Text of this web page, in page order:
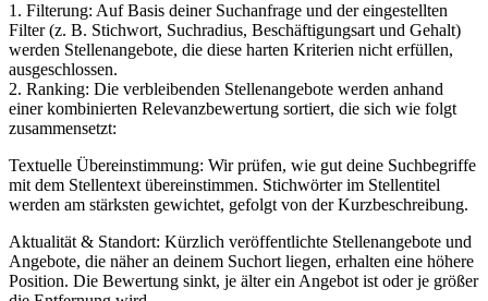
1. Filterung: Auf Basis deiner Suchanfrage und der eingestellten
Filter (z. B. Stichwort, Suchradius, Beschäftigungsart und Gehalt)
werden Stellenangebote, die diese harten Kriterien nicht erfüllen,
ausgeschlossen.
2. Ranking: Die verbleibenden Stellenangebote werden anhand
einer kombinierten Relevanzbewertung sortiert, die sich wie folgt
zusammensetzt:
Textuelle Übereinstimmung: Wir prüfen, wie gut deine Suchbegriffe
mit dem Stellentext übereinstimmen. Stichwörter im Stellentitel
werden am stärksten gewichtet, gefolgt von der Kurzbeschreibung.
Aktualität & Standort: Kürzlich veröffentlichte Stellenangebote und
Angebote, die näher an deinem Suchort liegen, erhalten eine höhere
Position. Die Bewertung sinkt, je älter ein Angebot ist oder je größer